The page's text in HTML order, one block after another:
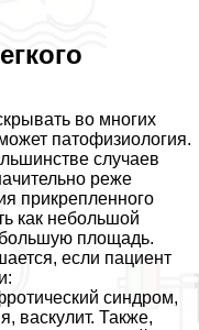
во многих
патофизиология.
случаев
реже
прикрепленного
как небольшой
большую площадь.
если пациент
синдром,
васкулит. Также,